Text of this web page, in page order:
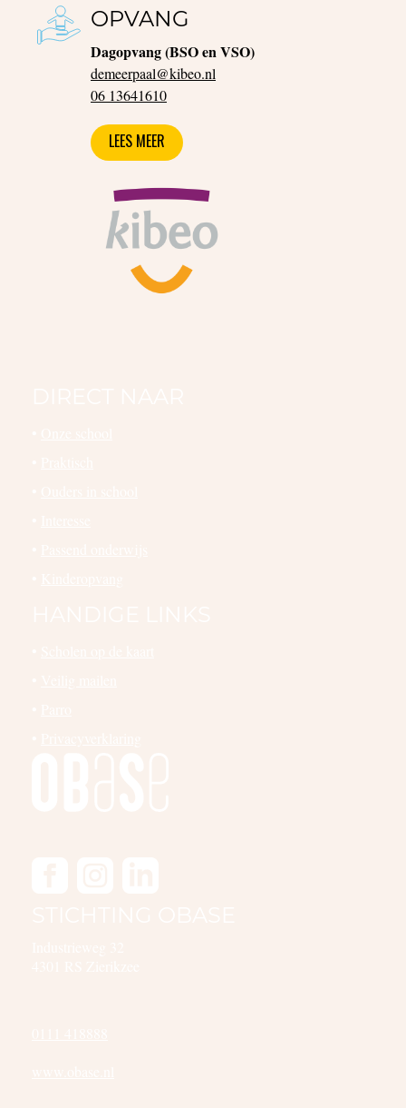
OPVANG
Dagopvang (BSO en VSO)
demeerpaal@kibeo.nl
06 13641610
LEES MEER